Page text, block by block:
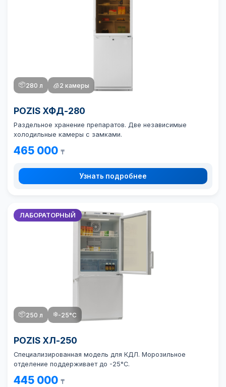
📦280 л 🧊2 камеры
POZIS ХФД-280
Раздельное хранение препаратов. Две независимые
холодильные камеры с замками.
465 000 ₸
Узнать подробнее
ЛАБОРАТОРНЫЙ
📦250 л ❄️-25°C
POZIS ХЛ-250
Специализированная модель для КДЛ. Морозильное
отделение поддерживает до -25°C.
445 000 ₸